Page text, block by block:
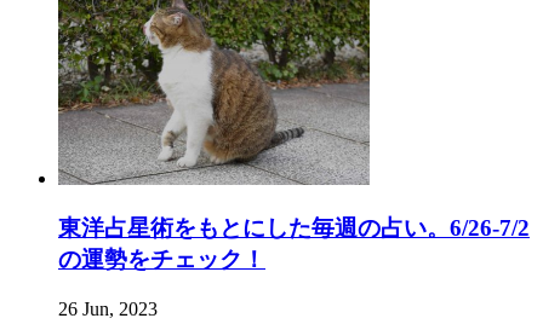
東洋占星術をもとにした毎週の占い。6/26-7/2
の運勢をチェック！
26 Jun, 2023